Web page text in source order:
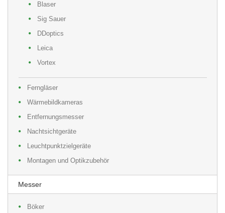
Blaser
Sig Sauer
DDoptics
Leica
Vortex
Ferngläser
Wärmebildkameras
Entfernungsmesser
Nachtsichtgeräte
Leuchtpunktzielgeräte
Montagen und Optikzubehör
Messer
Böker